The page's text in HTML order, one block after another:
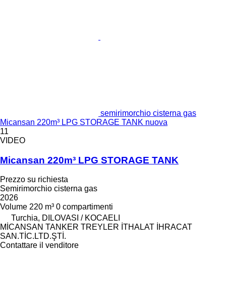
semirimorchio cisterna gas
Micansan 220m³ LPG STORAGE TANK nuova
11
VIDEO
Micansan 220m³ LPG STORAGE TANK
Prezzo su richiesta
Semirimorchio cisterna gas
2026
Volume 220 m³ 0 compartimenti
Turchia, DILOVASI / KOCAELI
MİCANSAN TANKER TREYLER İTHALAT İHRACAT
SAN.TİC.LTD.ŞTİ.
Contattare il venditore